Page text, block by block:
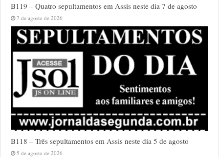
B119 – Quatro sepultamentos em Assis neste dia 7 de agosto
7 de agosto de 2026
B118 – Três sepultamentos em Assis neste dia 5 de agosto
5 de agosto de 2026